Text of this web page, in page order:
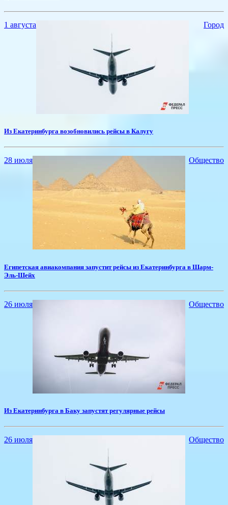
1 августа Город
Из Екатеринбурга возобновились рейсы в Калугу
28 июля Общество
Египетская авиакомпания запустит рейсы из Екатеринбурга в Шарм-
Эль-Шейх
26 июля Общество
Из Екатеринбурга в Баку запустят регулярные рейсы
26 июля Общество